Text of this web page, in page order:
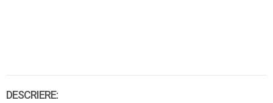
DESCRIERE: